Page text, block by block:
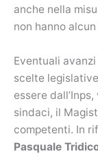
anche nella
non hanno
Eventuali
scelte
essere
sindaci, il
competenti. In
Pasquale